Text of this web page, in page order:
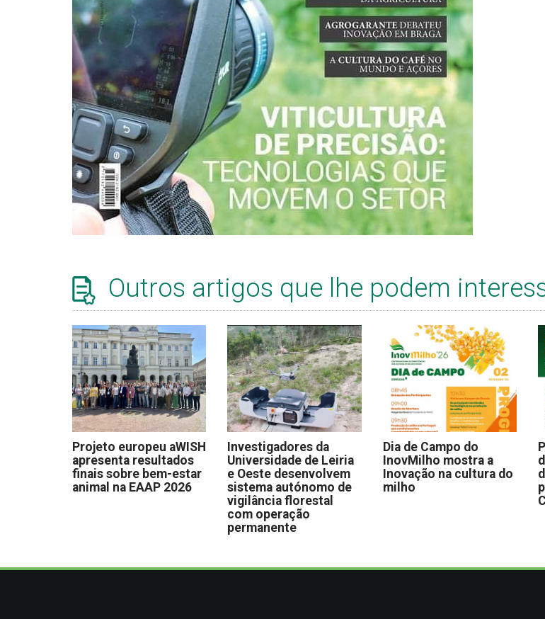
Outros artigos que lhe podem
Projeto europeu aWISH
apresenta resultados
finais sobre bem-estar
animal na EAAP 2026
Investigadores da
Universidade de Leiria
e Oeste desenvolvem
sistema autónomo de
vigilância florestal
com operação
permanente
Dia de Campo do
InovMilho mostra a
Inovação na cultura do
milho